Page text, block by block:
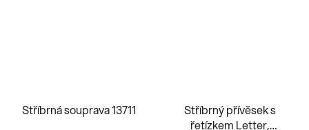
Stříbrná souprava 13711
Stříbrný přívěsek s
řetízkem Letter,